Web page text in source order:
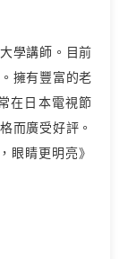
學講師。目前
擁有豐富的老
在日本電視節
而廣受好評。
眼睛更明亮》